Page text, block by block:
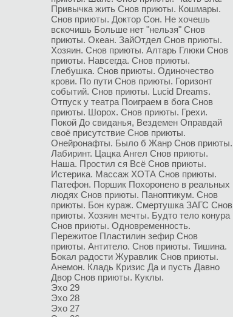
Привычка жить Снов приюты. Кошмары.
Снов приюты. Доктор Сон. Не хочешь
вскочишь Больше нет "нельзя" Снов
приюты. Океан. ЗайОтдел Снов приюты.
Хозяин. Снов приюты. Алтарь Глюки Снов
приюты. Навсегда. Снов приюты.
Глебушка. Снов приюты. Одиночество
крови. По пути Снов приюты. Горизонт
событий. Снов приюты. Lucid Dreams.
Отпуск у театра Поиграем в бога Снов
приюты. Шорох. Снов приюты. Грехи.
Покой До свиданья, Вездемен Оправдай
своё присутствие Снов приюты.
Онейронафты. Было б Жанр Снов приюты.
Лабиринт. Цацка Ангел Снов приюты.
Наша. Простил ся Всё Снов приюты.
Истерика. Массаж ХОТА Снов приюты.
Патефон. Поршик Похоронено в реальных
людях Снов приюты. Паноптикум. Снов
приюты. Бон кураж. Смертушка ЗАГС Снов
приюты. Хозяин мечты. Будто тело конура
Снов приюты. Одновременность.
Пережитое Пластилин зефир Снов
приюты. Антитело. Снов приюты. Тишина.
Бокал радости Журавлик Снов приюты.
Анемон. Кладь Кризис Да и пусть Давно
Двор Снов приюты. Куклы.
Эхо 29
Эхо 28
Эхо 27